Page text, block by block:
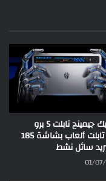
ريد ماجيك جيمينج تابلت 5 برو
رسميًا.. تابلت ألعاب بشاشة 185
سائل نشط
01/